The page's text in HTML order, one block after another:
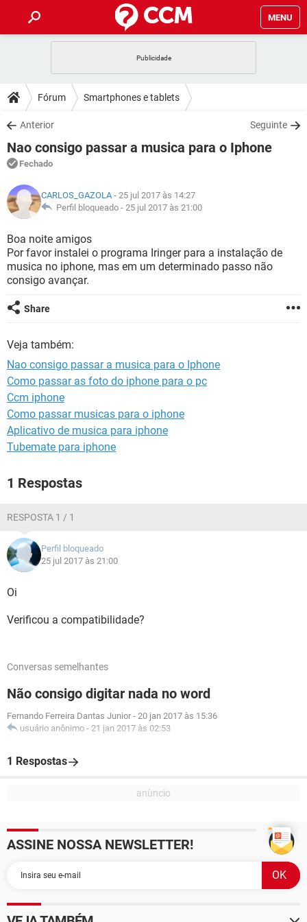
MENU
CELULAR FACEBOOK
OUTLOOK
INSTAGRAM GMAIL
GUIA DE COMPRAS
DICAS
JOGOS WHATSAPP
OUTLOOK
INSTAGRAM
GUIA DE COMPRAS
DOWNLOADS
JOGOS WHATSAPP
CELULAR
OUTLOOK EXCEL
INSTAGRAM
GUIA DE COMPRAS
FÓRUM
JOGOS
CELULAR FACEBOOK
INSTAGRAM GMAIL
GUIA DE COMPRAS
GLOSSÁRIO
JOGOS
CELULAR
OUTLOOK EXCEL
INSTAGRAM
GUIA DE COMPRAS
Fórum Smartphones e tablets
Anterior Seguinte
Nao consigo passar a musica para o Iphone
Fechado
CARLOS_GAZOLA- 25 jul 2017 às 14:27
Perfil bloqueado - 25 jul 2017 às 21:00
Boa noite amigos
Por favor instalei o programa Iringer para a instalação de
musica no iphone, mas em um determinado passo não
consigo avançar.
Share
Veja também:
Nao consigo passar a musica para o Iphone
Como passar as foto do iphone para o pc
Ccm iphone
Como passar musicas para o iphone
Aplicativo de musica para iphone
Tubemate para iphone
1 Respostas
RESPOSTA 1 / 1
Perfil bloqueado
25 jul 2017 às 21:00
Oi
Verificou a compatibilidade?
Conversas semelhantes
Não consigo digitar nada no word
Fernando Ferreira Dantas Junior - 20 jan 2017 às 15:36
usuário anônimo - 21 jan 2017 às 02:53
1 Respostas
ASSINE NOSSA NEWSLETTER!